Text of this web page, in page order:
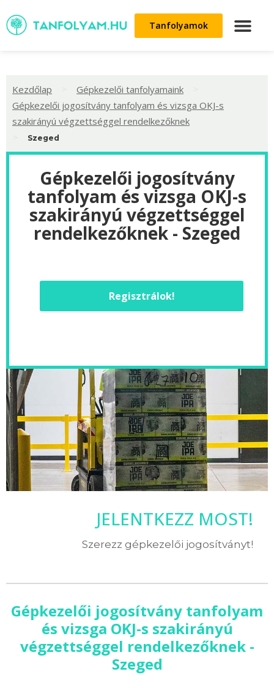
Tanfolyamok
Kezdőlap Gépkezelői tanfolyamaink
Gépkezelői jogosítvány tanfolyam és vizsga OKJ-s
szakirányú végzettséggel rendelkezőknek
Szeged
Gépkezelői jogosítvány
tanfolyam és vizsga OKJ-s
szakirányú végzettséggel
rendelkezőknek - Szeged
Regisztrálok!
JELENTKEZZ MOST!
Szerezz gépkezelői jogosítványt!
Gépkezelői jogosítvány tanfolyam
és vizsga OKJ-s szakirányú
végzettséggel rendelkezőknek -
Szeged